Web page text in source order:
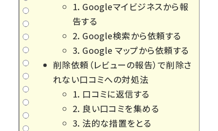
1. Googleマイビジネスから報
告する
2. Google検索から依頼する
3. Google マップから依頼する
削除依頼（レビューの報告）で削除さ
れない口コミへの対処法
1. 口コミに返信する
2. 良い口コミを集める
3. 法的な措置をとる